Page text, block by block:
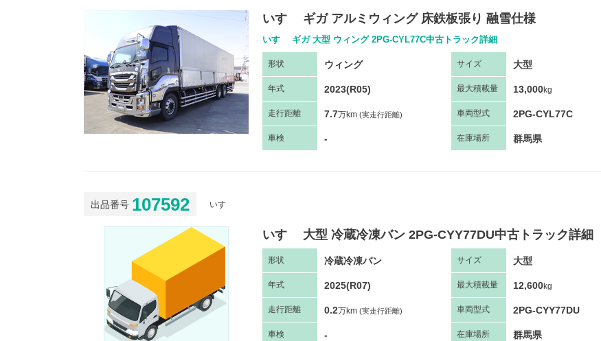
いすゞ ギガ アルミウィング 床鉄板張り 融雪仕様
いすゞ ギガ 大型 ウィング 2PG-CYL77C中古トラック詳細
形状 ウィング サイズ 大型
年式 2023(R05) 最大積載量 13,000kg
走行距離 7.7万km (実走行距離) 車両型式 2PG-CYL77C
車検 - 在庫場所 群馬県
出品番号 107592 いすゞ
いすゞ 大型 冷蔵冷凍バン 2PG-CYY77DU中古トラック詳細
形状 冷蔵冷凍バン サイズ 大型
年式 2025(R07) 最大積載量 12,600kg
走行距離 0.2万km (実走行距離) 車両型式 2PG-CYY77DU
車検 - 在庫場所 群馬県